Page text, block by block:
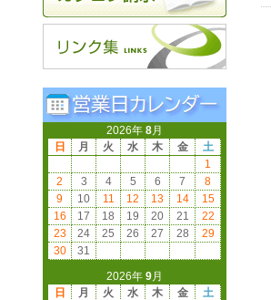
2026年 8月
日
月 火 水 木 金
土
1
2
3 4 5 6 7
8
9
10 11 12 13 14
15
16
17 18 19 20 21
22
23
24 25 26 27 28
29
30
31
2026年 9月
日
月 火 水 木 金
土